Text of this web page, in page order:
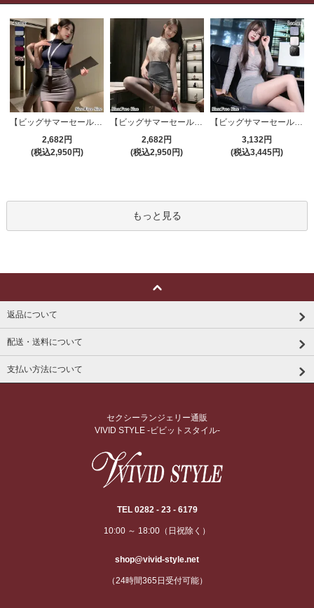
【ビッグサマーセール対象品】セクシーコスプレ(SEXYCOSPLAY) 4421
2,682円
(税込2,950円)
【ビッグサマーセール対象品】セクシーコスプレ(SEXYCOSPLAY) 4191
2,682円
(税込2,950円)
【ビッグサマーセール対象品】セクシーコスプレ(SEXYCOSPLAY) 4173
3,132円
(税込3,445円)
もっと見る
返品について
配送・送料について
支払い方法について
セクシーランジェリー通販
VIVID STYLE -ビビットスタイル-
TEL 0282 - 23 - 6179
10:00 ～ 18:00（日祝除く）
shop@vivid-style.net
（24時間365日受付可能）